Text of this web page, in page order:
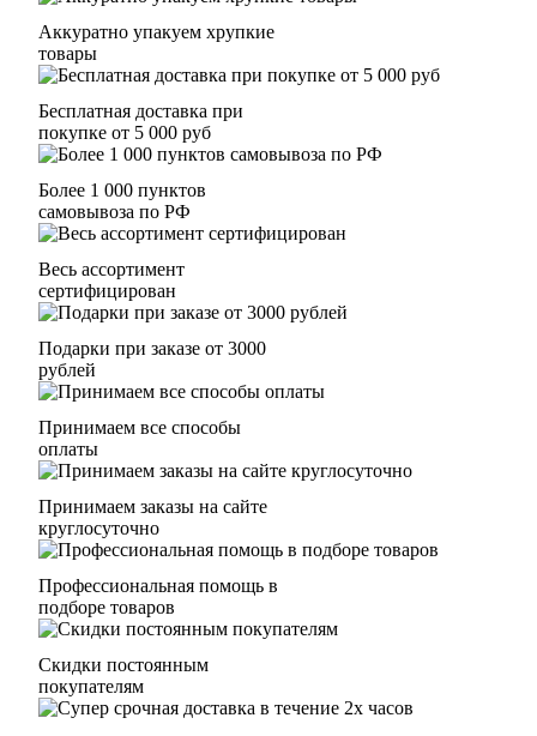
Аккуратно упакуем хрупкие
товары
Бесплатная доставка при
покупке от 5 000 руб
Более 1 000 пунктов
самовывоза по РФ
Весь ассортимент
сертифицирован
Подарки при заказе от 3000
рублей
Принимаем все способы
оплаты
Принимаем заказы на сайте
круглосуточно
Профессиональная помощь в
подборе товаров
Скидки постоянным
покупателям